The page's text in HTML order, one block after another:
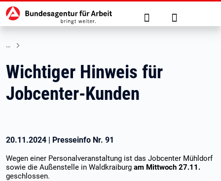
zu den Hauptinhalten springen
Hauptnavigation Suche Anmelden
Wichtiger Hinweis für
Jobcenter-Kunden
20.11.2024 | Presseinfo Nr. 91
Wegen einer Personalveranstaltung ist das Jobcenter Mühldorf
sowie die Außenstelle in Waldkraiburg am Mittwoch 27.11.
geschlossen.